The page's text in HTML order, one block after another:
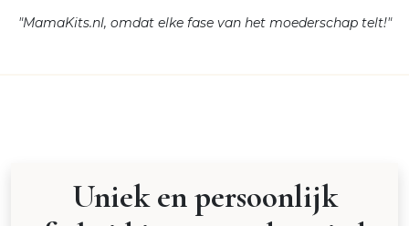
"MamaKits.nl, omdat elke fase van het moederschap telt!"
Uniek en persoonlijk